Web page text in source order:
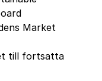
Market
till fortsatta